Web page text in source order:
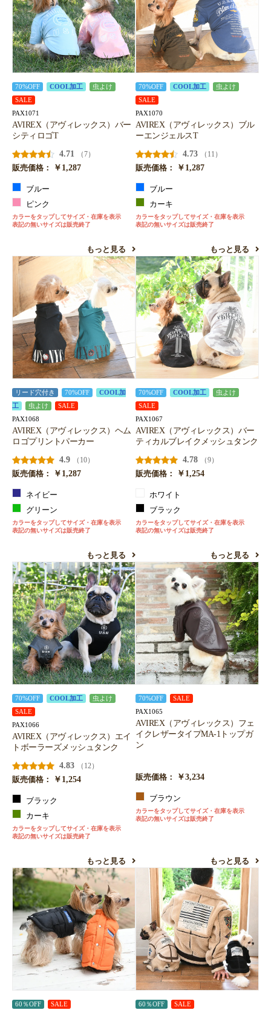
70%OFF COOL加工
虫よけ
SALE
PAX1071
AVIREX（アヴィレックス）バー
シティロゴT
4.71
（7）
販売価格：
￥1,287
ブルー
ピンク
カラーをタップしてサイズ・在庫を表示
表記の無いサイズは販売終了
もっと見る
70%OFF COOL加工
虫よけ
SALE
PAX1070
AVIREX（アヴィレックス）ブル
ーエンジェルスT
4.73
（11）
販売価格：
￥1,287
ブルー
カーキ
カラーをタップしてサイズ・在庫を表示
表記の無いサイズは販売終了
もっと見る
リード穴付き 70%OFF
COOL加
工
虫よけ SALE
PAX1068
AVIREX（アヴィレックス）ヘム
ロゴプリントパーカー
4.9
（10）
販売価格：
￥1,287
ネイビー
グリーン
カラーをタップしてサイズ・在庫を表示
表記の無いサイズは販売終了
もっと見る
70%OFF COOL加工
虫よけ
SALE
PAX1067
AVIREX（アヴィレックス）バー
ティカルブレイクメッシュタンク
4.78
（9）
販売価格：
￥1,254
ホワイト
ブラック
カラーをタップしてサイズ・在庫を表示
表記の無いサイズは販売終了
もっと見る
70%OFF COOL加工
虫よけ
SALE
PAX1066
AVIREX（アヴィレックス）エイ
トボーラーズメッシュタンク
4.83
（12）
販売価格：
￥1,254
ブラック
カーキ
カラーをタップしてサイズ・在庫を表示
表記の無いサイズは販売終了
もっと見る
70%OFF SALE
PAX1065
AVIREX（アヴィレックス）フェ
イクレザータイプMA-1トップガ
ン
販売価格： ￥3,234
ブラウン
カラーをタップしてサイズ・在庫を表示
表記の無いサイズは販売終了
もっと見る
60％OFF SALE 60％OFF SALE
お買い物を続ける カートへ進む